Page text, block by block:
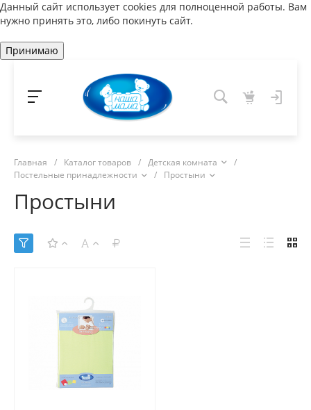
Данный сайт использует cookies для полноценной работы. Вам
нужно принять это, либо покинуть сайт.
Принимаю
Главная / Каталог товаров / Детская комната
/
Постельные принадлежности
/ Простыни
Простыни